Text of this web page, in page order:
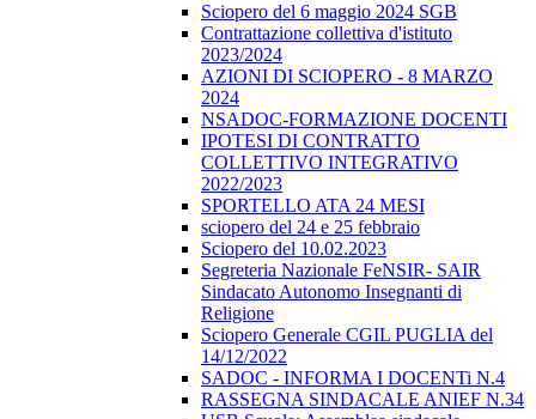
Sciopero del 6 maggio 2024 SGB
Contrattazione collettiva d'istituto
2023/2024
AZIONI DI SCIOPERO - 8 MARZO
2024
NSADOC-FORMAZIONE DOCENTI
IPOTESI DI CONTRATTO
COLLETTIVO INTEGRATIVO
2022/2023
SPORTELLO ATA 24 MESI
sciopero del 24 e 25 febbraio
Sciopero del 10.02.2023
Segreteria Nazionale FeNSIR- SAIR
Sindacato Autonomo Insegnanti di
Religione
Sciopero Generale CGIL PUGLIA del
14/12/2022
SADOC - INFORMA I DOCENTi N.4
RASSEGNA SINDACALE ANIEF N.34